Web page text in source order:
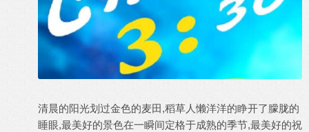
清晨的阳光划过金色的麦田,稻草人懒洋洋的睁开了朦胧的
睡眼,最美好的景色在一瞬间定格于成熟的季节,最美好的祝